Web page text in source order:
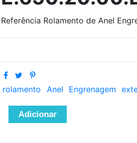
Referência Rolamento de Anel
rolamento Anel Engrenagem
Adicionar